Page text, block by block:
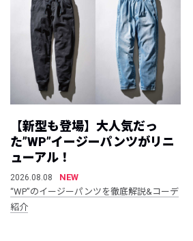
【新型も登場】大人気だっ
た”WP”イージーパンツがリニ
ューアル！
2026.08.08
NEW
“WP”のイージーパンツを徹底解説&コーデ
紹介